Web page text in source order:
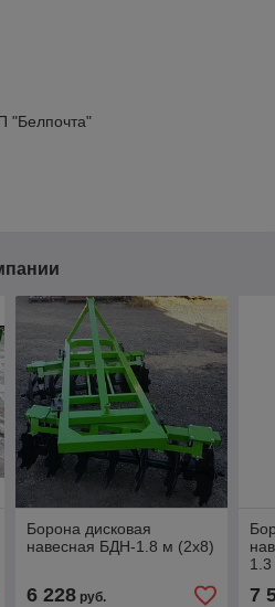
"Белпочта"
Борона дисковая
навесная БДН-1.8 м (2х8)
6 228руб. 7